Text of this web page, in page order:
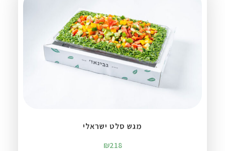
מגש סלט ישראלי
₪218